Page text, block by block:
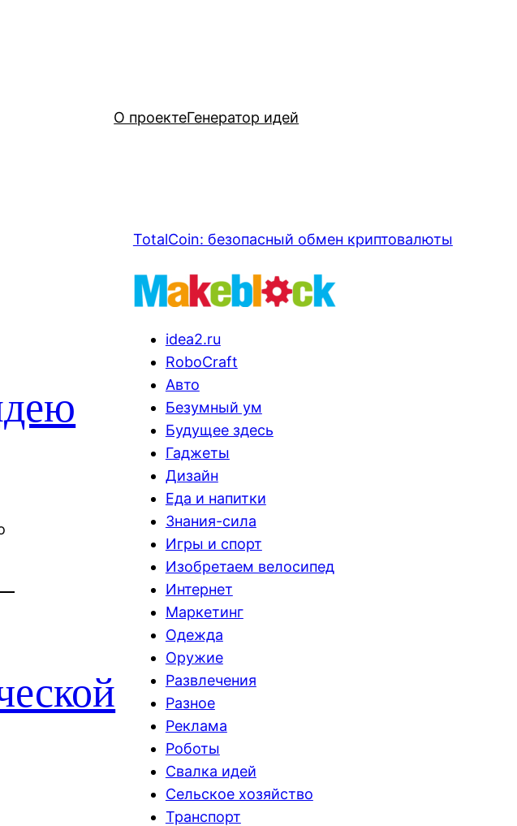
О проектеГенератор идей
TotalCoin: безопасный обмен криптовалюты
idea2.ru
RoboCraft
Авто
Безумный ум
Будущее здесь
Гаджеты
Дизайн
Еда и напитки
Знания-сила
Игры и спорт
Изобретаем велосипед
Интернет
Маркетинг
Одежда
Оружие
Развлечения
Разное
Реклама
Роботы
Свалка идей
Сельское хозяйство
Транспорт